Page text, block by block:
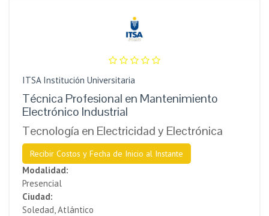
ITSA Institución Universitaria
Técnica Profesional en Mantenimiento
Electrónico Industrial
Tecnología en Electricidad y Electrónica
Recibir Costos y Fecha de Inicio al Instante
Modalidad:
Presencial
Ciudad:
Soledad, Atlántico